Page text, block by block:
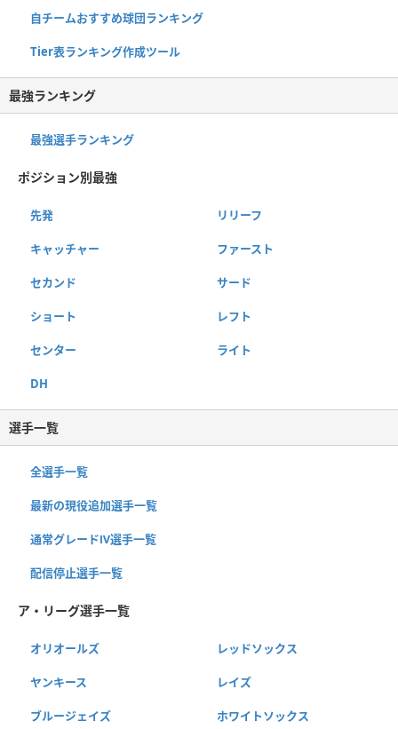
自チームおすすめ球団ランキング
Tier表ランキング作成ツール
最強ランキング
最強選手ランキング
ポジション別最強
先発 リリーフ
キャッチャー ファースト
セカンド サード
ショート レフト
センター ライト
DH
選手一覧
全選手一覧
最新の現役追加選手一覧
通常グレードⅣ選手一覧
配信停止選手一覧
ア・リーグ選手一覧
オリオールズ レッドソックス
ヤンキース レイズ
ブルージェイズ ホワイトソックス